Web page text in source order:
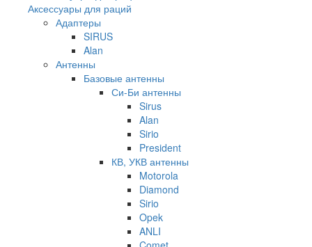
Аксессуары для раций
Адаптеры
SIRUS
Alan
Антенны
Базовые антенны
Си-Би антенны
Sirus
Alan
Sirio
President
КВ, УКВ антенны
Motorola
Diamond
Sirio
Opek
ANLI